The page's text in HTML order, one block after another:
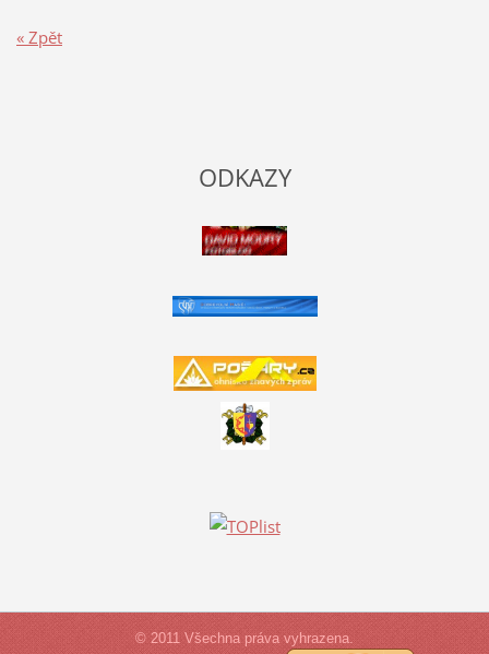
« Zpět
ODKAZY
© 2011 Všechna práva vyhrazena.